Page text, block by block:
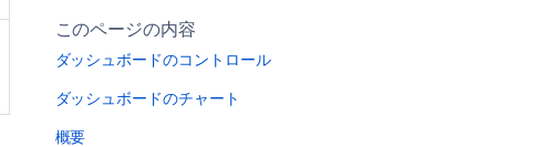
このページの内容
ダッシュボードのコントロール
ダッシュボードのチャート
概要